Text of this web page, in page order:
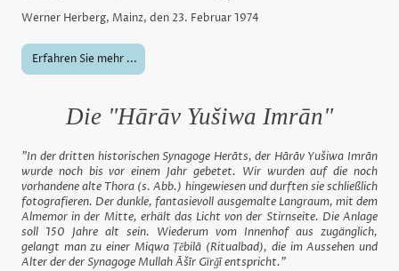
Werner Herberg, Mainz, den 23. Februar 1974
Erfahren Sie mehr ...
Die "Hārāv Yušiwa Imrān"
"In der dritten historischen Synagoge Herāts, der Hārāv Yušiwa Imrān
wurde noch bis vor einem Jahr gebetet. Wir wurden auf die noch
vorhandene alte Thora (s. Abb.) hingewiesen und durften sie schließlich
fotografieren. Der dunkle, fantasievoll ausgemalte Langraum, mit dem
Almemor in der Mitte, erhält das Licht von der Stirnseite. Die Anlage
soll 150 Jahre alt sein. Wiederum vom Innenhof aus zugänglich,
gelangt man zu einer Miqwa Ṭĕbilā (Ritualbad), die im Aussehen und
Alter der der Synagoge Mullah Āšīr Gïrǧī entspricht."